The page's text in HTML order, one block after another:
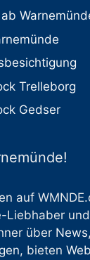
Trelleborg
Gedser
auf
Liebhaber
über News,
, bieten